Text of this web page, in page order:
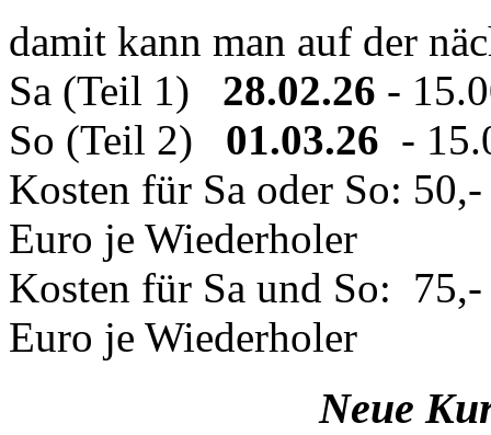
damit kann man auf der
Sa (Teil 1)
28.02.26 -
So (Teil 2) 01.03.26 -
Kosten für Sa oder So:
Euro je Wiederholer
Kosten für Sa und So:
Euro je Wiederholer
Neue